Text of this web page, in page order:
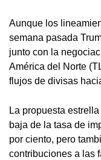
Aunque los
semana pasada
junto con la
América del Norte
flujos de divisas
La propuesta
baja de la tasa de
por ciento, pero
contribuciones a las